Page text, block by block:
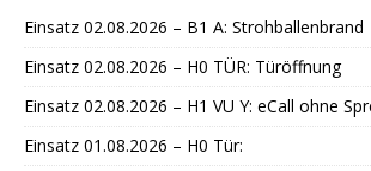
sEinsatz 02.08.2026 – B1 A: Strohballenbrand
Einsatz 02.08.2026 – H0 TÜR: Türöffnung
Einsatz 02.08.2026 – H1 VU Y: eCall ohne
Einsatz 01.08.2026 – H0 Tür: